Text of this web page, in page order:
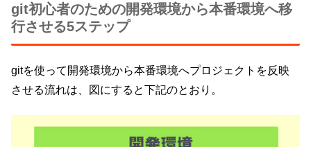
git初心者のための開発環境から本番環境へ移
行させる5ステップ
gitを使って開発環境から本番環境へプロジェクトを反映
させる流れは、図にすると下記のとおり。